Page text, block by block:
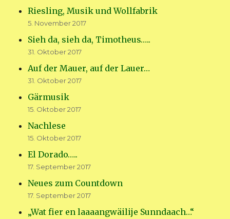
Riesling, Musik und Wollfabrik
5. November 2017
Sieh da, sieh da, Timotheus…..
31. Oktober 2017
Auf der Mauer, auf der Lauer…
31. Oktober 2017
Gärmusik
15. Oktober 2017
Nachlese
15. Oktober 2017
El Dorado…..
17. September 2017
Neues zum Countdown
17. September 2017
„Wat fier en laaaangwäilije Sunndaach…“